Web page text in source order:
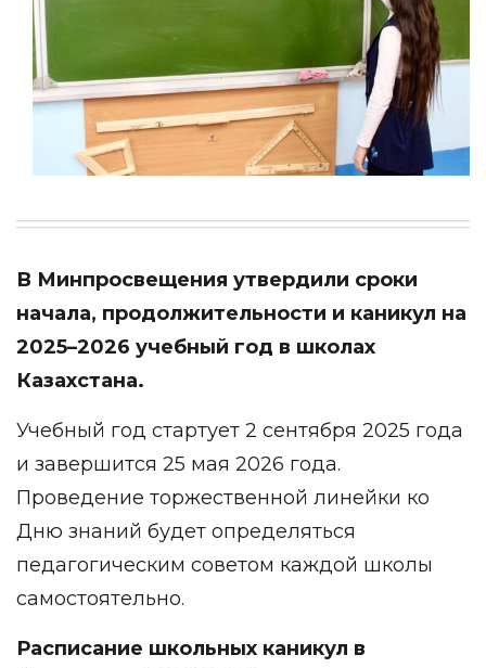
В Минпросвещения утвердили сроки
начала, продолжительности и каникул на
2025–2026 учебный год в школах
Казахстана.
Учебный год стартует 2 сентября 2025 года
и завершится 25 мая 2026 года.
Проведение торжественной линейки ко
Дню знаний будет определяться
педагогическим советом каждой школы
самостоятельно.
Расписание школьных каникул в